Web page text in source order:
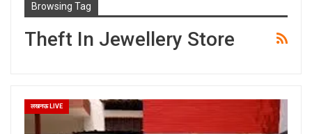
Browsing Tag
Theft In Jewellery Store
लखनऊ LIVE